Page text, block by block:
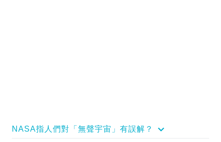
NASA指人們對「無聲宇宙」有誤解？